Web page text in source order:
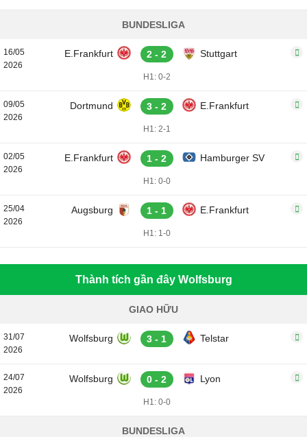
BUNDESLIGA
16/05
2026
E.Frankfurt 2 - 2 Stuttgart
H1: 0-2
09/05
2026
Dortmund 3 - 2 E.Frankfurt
H1: 2-1
02/05
2026
E.Frankfurt 1 - 2 Hamburger SV
H1: 0-0
25/04
2026
Augsburg 1 - 1 E.Frankfurt
H1: 1-0
Thành tích gần đây Wolfsburg
GIAO HỮU
31/07
2026
Wolfsburg 3 - 1 Telstar
24/07
2026
Wolfsburg 0 - 2 Lyon
H1: 0-0
BUNDESLIGA